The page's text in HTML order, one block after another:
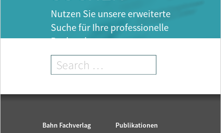
Nutzen Sie unsere erweiterte
Suche für Ihre professionelle
Recherche.
Bahn Fachverlag Publikationen